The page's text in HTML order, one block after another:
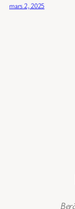
mars 2, 2025